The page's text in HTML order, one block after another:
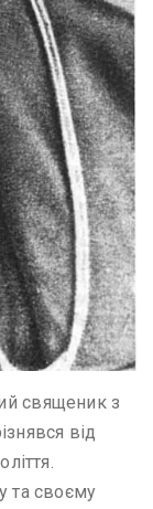
священик з
від
та своєму